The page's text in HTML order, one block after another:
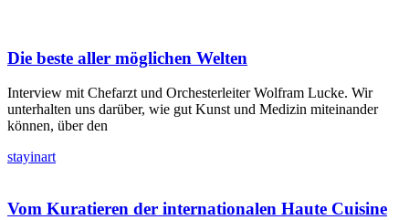
Die beste aller möglichen Welten
Interview mit Chefarzt und Orchesterleiter Wolfram Lucke. Wir
unterhalten uns darüber, wie gut Kunst und Medizin miteinander
können, über den
stayinart
Vom Kuratieren der internationalen Haute Cuisine